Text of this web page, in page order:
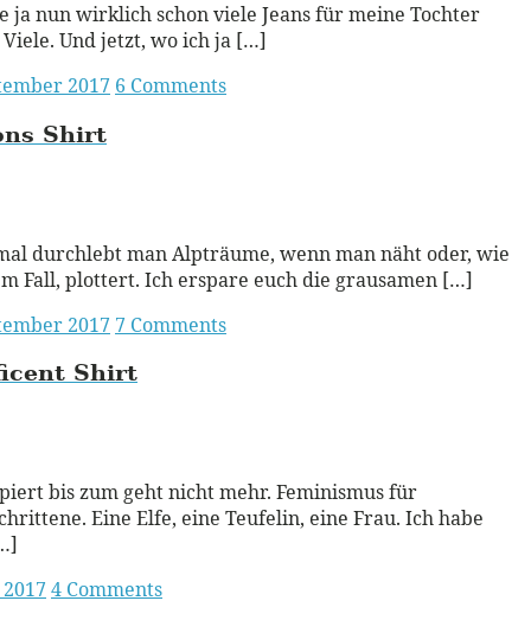
ja nun wirklich schon viele Jeans für meine Tochter
Viele. Und jetzt, wo ich ja […]
2017 6 Comments
Shirt
durchlebt man Alpträume, wenn man näht oder, wie
Fall, plottert. Ich erspare euch die grausamen […]
2017 7 Comments
Shirt
bis zum geht nicht mehr. Feminismus für
Eine Elfe, eine Teufelin, eine Frau. Ich habe
4 Comments